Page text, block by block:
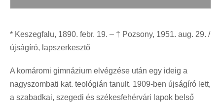
* Keszegfalu, 1890. febr. 19. – † Pozsony, 1951. aug. 29. /
újságíró, lapszerkesztő
A komáromi gimnázium elvégzése után egy ideig a
nagyszombati kat. teológián tanult. 1909-ben újságíró lett,
a szabadkai, szegedi és székesfehérvári lapok belső